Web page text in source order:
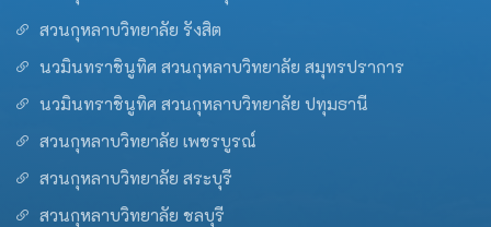
สวนกุหลาบวิทยาลัย รังสิต
นวมินทราชินูทิศ สวนกุหลาบวิทยาลัย สมุทรปราการ
นวมินทราชินูทิศ สวนกุหลาบวิทยาลัย ปทุมธานี
สวนกุหลาบวิทยาลัย เพชรบูรณ์
สวนกุหลาบวิทยาลัย สระบุรี
สวนกุหลาบวิทยาลัย ชลบุรี